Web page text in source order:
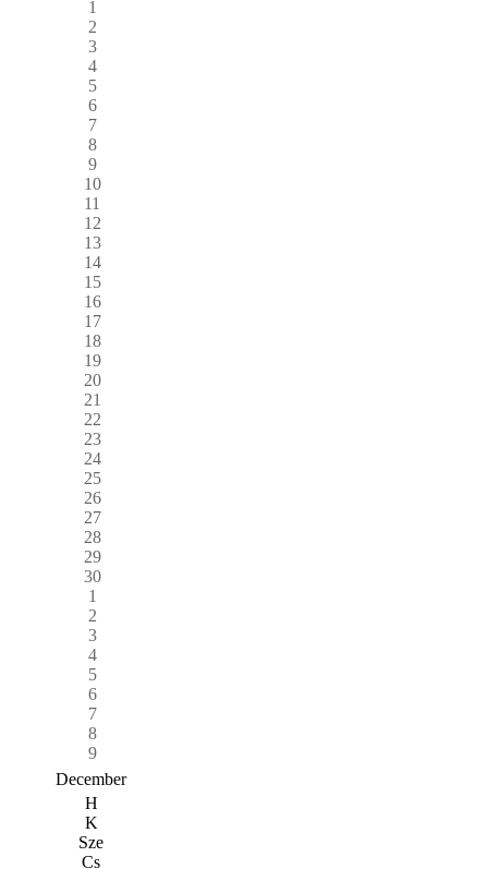
1
2
3
4
5
6
7
8
9
10
11
12
13
14
15
16
17
18
19
20
21
22
23
24
25
26
27
28
29
30
1
2
3
4
5
6
7
8
9
December
H
K
Sze
Cs